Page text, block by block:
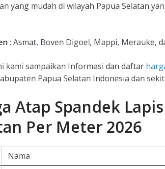
yang mudah di wilayah Papua Selatan
: Asmat, Boven Digoel, Mappi, Merauke,
kami sampaikan Informasi dan daftar
Papua Selatan Indonesia dan
Atap Spandek
Per Meter 2026
Nama